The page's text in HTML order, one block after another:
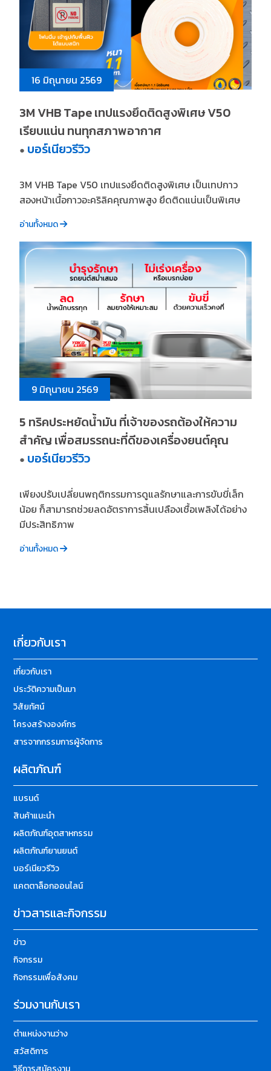
16 มิถุนายน 2569
3M VHB Tape เทปแรงยึดติดสูงพิเศษ V50
เรียบแน่น ทนทุกสภาพอากาศ
● บอร์เนียวรีวิว
3M VHB Tape V50 เทปแรงยึดติดสูงพิเศษ เป็นเทปกาว
สองหน้าเนื้อกาวอะคริลิคคุณภาพสูง ยึดติดแน่นเป็นพิเศษ
อ่านทั้งหมด
9 มิถุนายน 2569
5 ทริคประหยัดน้ำมัน ที่เจ้าของรถต้องให้ความ
สำคัญ เพื่อสมรรถนะที่ดีของเครื่องยนต์คุณ
● บอร์เนียวรีวิว
เพียงปรับเปลี่ยนพฤติกรรมการดูแลรักษาและการขับขี่เล็ก
น้อย ก็สามารถช่วยลดอัตราการสิ้นเปลืองเชื้อเพลิงได้อย่าง
มีประสิทธิภาพ
อ่านทั้งหมด
เกี่ยวกับเรา
เกี่ยวกับเรา
ประวัติความเป็นมา
วิสัยทัศน์
โครงสร้างองค์กร
สารจากกรรมการผู้จัดการ
ผลิตภัณฑ์
แบรนด์
สินค้าแนะนำ
ผลิตภัณฑ์อุตสาหกรรม
ผลิตภัณฑ์ยานยนต์
บอร์เนียวรีวิว
แคตตาล็อกออนไลน์
ข่าวสารและกิจกรรม
ข่าว
กิจกรรม
กิจกรรมเพื่อสังคม
ร่วมงานกับเรา
ตำแหน่งงานว่าง
สวัสดิการ